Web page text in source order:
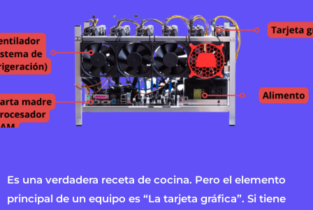
Es una verdadera receta de cocina. Pero el elemento
principal de un equipo es “La tarjeta gráfica”. Si tiene